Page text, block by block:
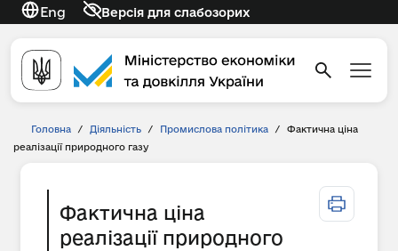
Eng Версія для слабозорих
Головна / Діяльність / Промислова політика /
Фактична ціна
реалізації природного газу
Фактична ціна
реалізації природного